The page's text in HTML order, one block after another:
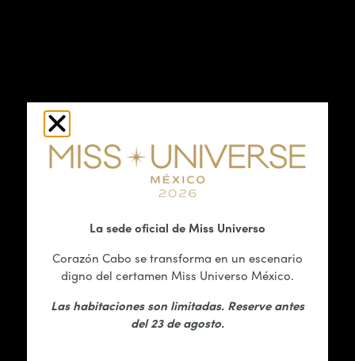
Corazón Cabo Charters
La sede oficial de Miss Universo
Corazón Cabo se transforma en un escenario
digno del certamen Miss Universo México.
Las habitaciones son limitadas. Reserve antes
del 23 de agosto.